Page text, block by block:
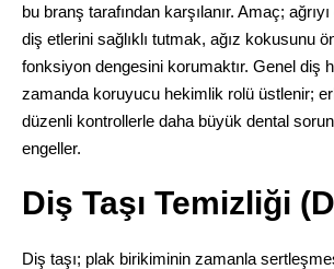
bu branş tarafından karşılanır. Amaç;
diş etlerini sağlıklı tutmak, ağız kokusunu
fonksiyon dengesini korumaktır. Genel diş
zamanda koruyucu hekimlik rolü üstlenir;
düzenli kontrollerle daha büyük dental
engeller.
Diş Taşı Temizliği
Diş taşı; plak birikiminin zamanla